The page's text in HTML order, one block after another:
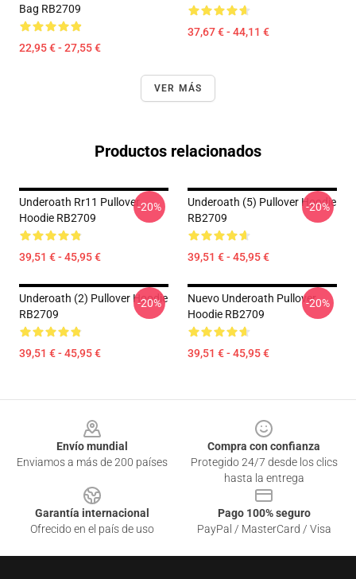
Bag RB2709
22,95 € - 27,55 €
37,67 € - 44,11 €
VER MÁS
Productos relacionados
Underoath Rr11 Pullover
Hoodie RB2709
39,51 € - 45,95 €
-20%
Underoath (5) Pullover Hoodie
RB2709
39,51 € - 45,95 €
-20%
Underoath (2) Pullover Hoodie
RB2709
39,51 € - 45,95 €
-20%
Nuevo Underoath Pullover
Hoodie RB2709
39,51 € - 45,95 €
-20%
Envío mundial
Enviamos a más de 200 países
Compra con confianza
Protegido 24/7 desde los clics
hasta la entrega
Garantía internacional
Ofrecido en el país de uso
Pago 100% seguro
PayPal / MasterCard / Visa